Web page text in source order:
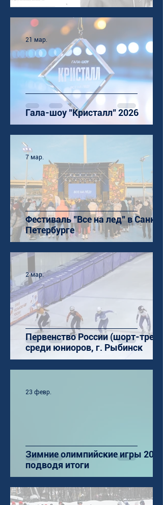
Гала-шоу "Кристалл" 2026
21 мар.
Фестиваль "Все на лед" в Санкт-
Петербурге
7 мар.
Первенство России (шорт-трек)
среди юниоров, г. Рыбинск
2 мар.
Зимние олимпийские игры 2026:
подводя итоги
23 февр.